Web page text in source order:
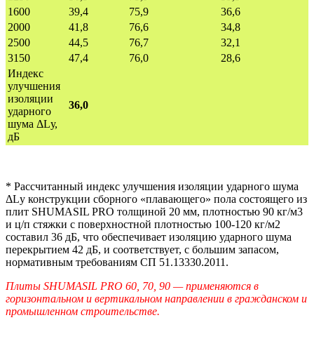
1600
39,4 75,9
36,6
2000
41,8 76,6
34,8
2500
44,5 76,7
32,1
3150
47,4 76,0
28,6
Индекс
улучшения
изоляции
ударного
шума ΔLу,
дБ
36,0
* Рассчитанный индекс улучшения изоляции ударного шума
ΔLу конструкции сборного «плавающего» пола состоящего из
плит SHUMASIL PRO толщиной 20 мм, плотностью 90 кг/м3
и ц/п стяжки с поверхностной плотностью 100-120 кг/м2
составил 36 дБ, что обеспечивает изоляцию ударного шума
перекрытием 42 дБ, и соответствует, с большим запасом,
нормативным требованиям СП 51.13330.2011.
Плиты SHUMASIL PRO 60, 70, 90 — применяются в
горизонтальном и вертикальном направлении в гражданском и
промышленном строительстве.